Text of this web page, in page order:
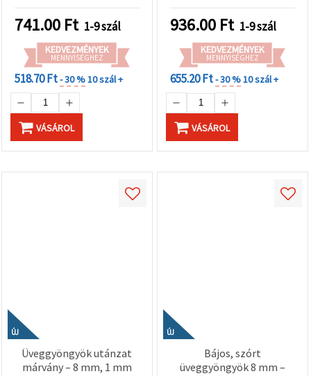
alkotásokhoz
741.00 Ft 1-9 szál
KEDVEZMÉNYEK
MENNYISÉGHEZ
518.70 Ft- 30 %10 szál +
VÁSÁROL
kreatív hobbihoz (mix)
936.00 Ft 1-9 szál
KEDVEZMÉNYEK
MENNYISÉGHEZ
655.20 Ft- 30 %10 szál +
VÁSÁROL
ÚJ
Üveggyöngyök utánzat
márvány – 8 mm, 1 mm
ÚJ
Bájos, szórt
üveggyöngyök 8 mm –